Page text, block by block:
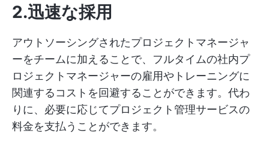
2.迅速な採用
アウトソーシングされたプロジェクトマネージャ
ーをチームに加えることで、フルタイムの社内プ
ロジェクトマネージャーの雇用やトレーニングに
関連するコストを回避することができます。代わ
りに、必要に応じてプロジェクト管理サービスの
料金を支払うことができます。